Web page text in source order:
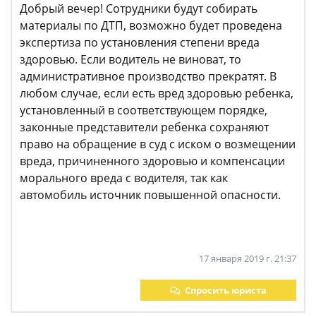
Добрый вечер! Сотрудники будут собирать
материалы по ДТП, возможно будет проведена
экспертиза по установления степени вреда
здоровью. Если водитель не виноват, то
административное производство прекратят. В
любом случае, если есть вред здоровью ребенка,
установленный в соответствующем порядке,
законные представители ребенка сохраняют
право на обращение в суд с иском о возмещении
вреда, причиненного здоровью и компенсации
морального вреда с водителя, так как
автомобиль источник повышенной опасности.
17 января 2019 г. 21:37
Спросить юриста